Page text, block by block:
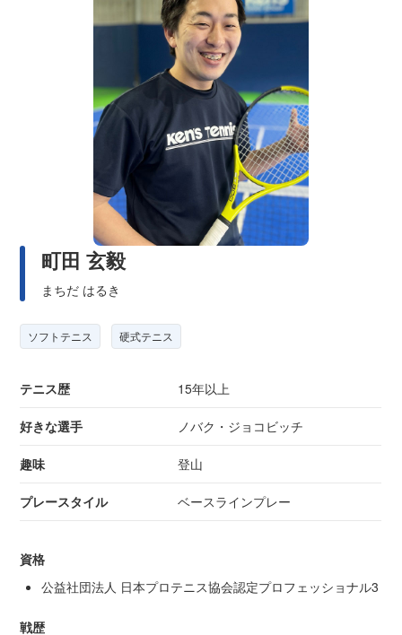
町田 玄毅
まちだ はるき
ソフトテニス 硬式テニス
テニス歴 15年以上
好きな選手 ノバク・ジョコビッチ
趣味 登山
プレースタイル ベースラインプレー
資格
公益社団法人 日本プロテニス協会認定プロフェッショナル3
戦歴